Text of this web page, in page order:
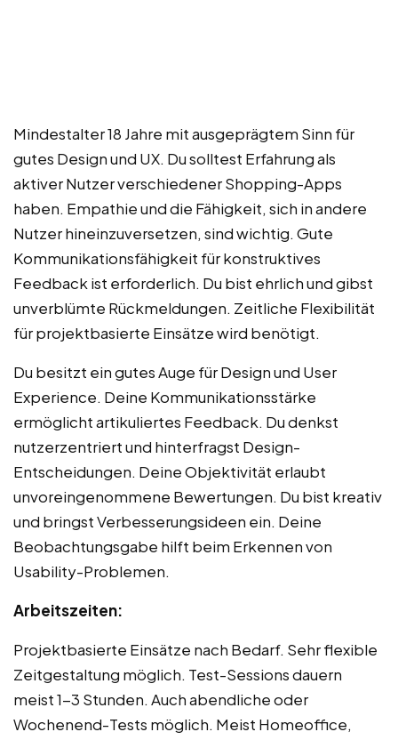
Mindestalter 18 Jahre mit ausgeprägtem Sinn für
gutes Design und UX. Du solltest Erfahrung als
aktiver Nutzer verschiedener Shopping-Apps
haben. Empathie und die Fähigkeit, sich in andere
Nutzer hineinzuversetzen, sind wichtig. Gute
Kommunikationsfähigkeit für konstruktives
Feedback ist erforderlich. Du bist ehrlich und gibst
unverblümte Rückmeldungen. Zeitliche Flexibilität
für projektbasierte Einsätze wird benötigt.
Du besitzt ein gutes Auge für Design und User
Experience. Deine Kommunikationsstärke
ermöglicht artikuliertes Feedback. Du denkst
nutzerzentriert und hinterfragst Design-
Entscheidungen. Deine Objektivität erlaubt
unvoreingenommene Bewertungen. Du bist kreativ
und bringst Verbesserungsideen ein. Deine
Beobachtungsgabe hilft beim Erkennen von
Usability-Problemen.
Arbeitszeiten:
Projektbasierte Einsätze nach Bedarf. Sehr flexible
Zeitgestaltung möglich. Test-Sessions dauern
meist 1-3 Stunden. Auch abendliche oder
Wochenend-Tests möglich. Meist Homeoffice,